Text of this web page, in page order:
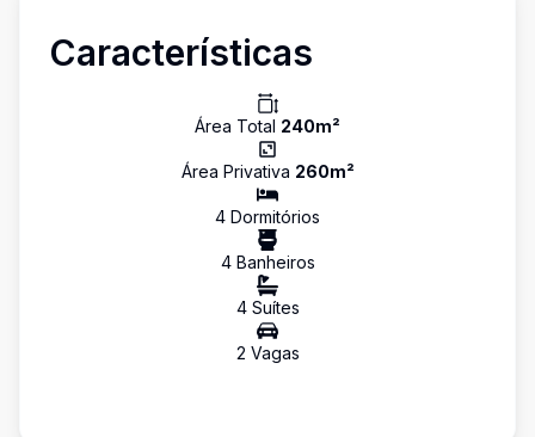
Características
Área Total 240m²
Área Privativa 260m²
4 Dormitórios
4Banheiros
4Suítes
2 Vagas